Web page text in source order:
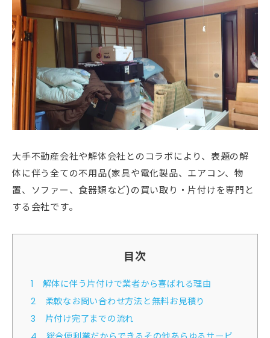
大手不動産会社や解体会社とのコラボにより、表題の解
体に伴う全ての不用品(家具や電化製品、エアコン、物
置、ソファー、食器類など)の買い取り・片付けを専門と
する会社です。
目次
1
解体に伴う片付けで業者から喜ばれる理由
2
柔軟なお問い合わせ方法と無料お見積り
3
片付け完了までの流れ